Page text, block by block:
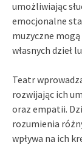
umożliwiając
emocjonalne
muzyczne
własnych dzieł
Teatr
rozwijając ich
oraz empatii.
rozumienia
wpływa na ich